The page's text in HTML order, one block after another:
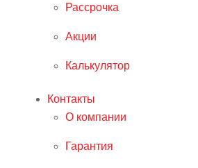
Рассрочка
Акции
Калькулятор
Контакты
О компании
Гарантия